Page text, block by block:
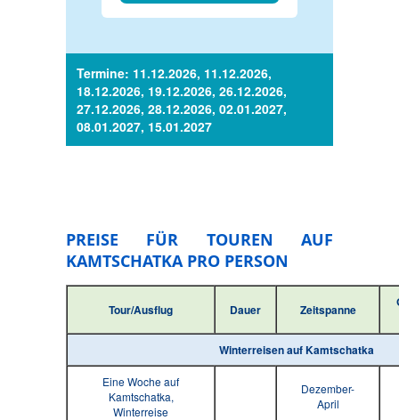
Termine: 11.12.2026, 11.12.2026,
18.12.2026, 19.12.2026, 26.12.2026,
27.12.2026, 28.12.2026, 02.01.2027,
08.01.2027, 15.01.2027
PREISE FÜR TOUREN AUF
KAMTSCHATKA PRO PERSON
Tour/Ausflug Dauer Zeitspanne
Winterreisen auf Kamtschatka
Eine Woche auf
Kamtschatka,
Winterreise
Dezember-
April